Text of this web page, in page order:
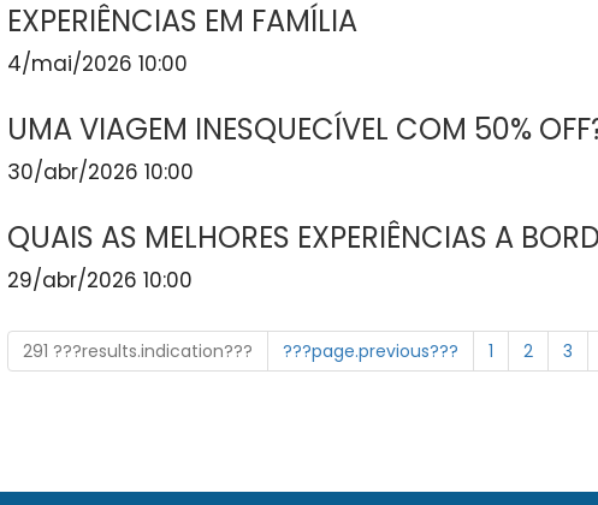
EXPERIÊNCIAS EM FAMÍLIA
4/mai/2026 10:00
UMA VIAGEM INESQUECÍVEL COM 50%
30/abr/2026 10:00
QUAIS AS MELHORES EXPERIÊNCIAS A
29/abr/2026 10:00
291 ???results.indication??? ???page.previous??? 1 2 3